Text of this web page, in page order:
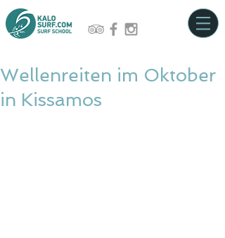
Wellenreiten im Oktober
in Kissamos